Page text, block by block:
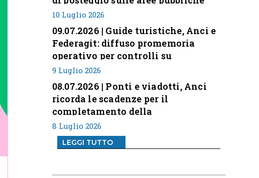
10 Luglio 2026
09.07.2026 | Guide turistiche, Anci e
Federagit: diffuso promemoria
operativo per controlli su
professione
9 Luglio 2026
08.07.2026 | Ponti e viadotti, Anci
ricorda le scadenze per il
completamento della
classificazione del rischio
8 Luglio 2026
LEGGI TUTTO